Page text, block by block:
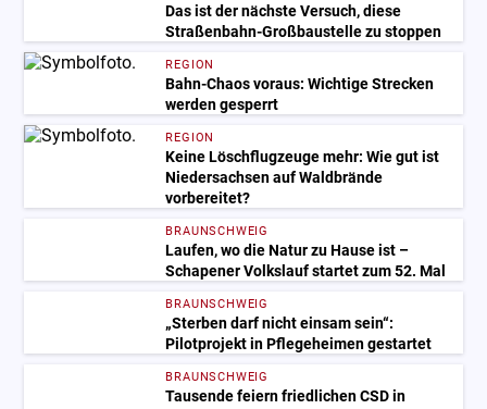
Das ist der nächste Versuch, diese
Straßenbahn-Großbaustelle zu stoppen
REGION
Bahn-Chaos voraus: Wichtige Strecken
werden gesperrt
REGION
Keine Löschflugzeuge mehr: Wie gut ist
Niedersachsen auf Waldbrände
vorbereitet?
BRAUNSCHWEIG
Laufen, wo die Natur zu Hause ist –
Schapener Volkslauf startet zum 52. Mal
BRAUNSCHWEIG
„Sterben darf nicht einsam sein“:
Pilotprojekt in Pflegeheimen gestartet
BRAUNSCHWEIG
Tausende feiern friedlichen CSD in